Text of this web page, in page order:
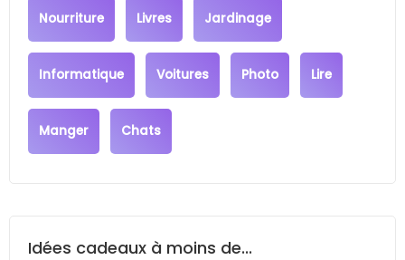
Nourriture Livres Jardinage
Informatique Voitures Photo Lire
Manger Chats
Idées cadeaux à moins de...